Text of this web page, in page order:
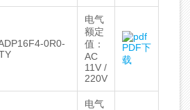
电气
额定
值：
AC
11V /
220V
PDF下
载
电气